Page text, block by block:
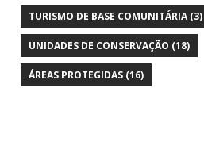
TURISMO DE BASE COMUNITÁRIA(3)
UNIDADES DE CONSERVAÇÃO (18)
ÁREAS PROTEGIDAS(16)